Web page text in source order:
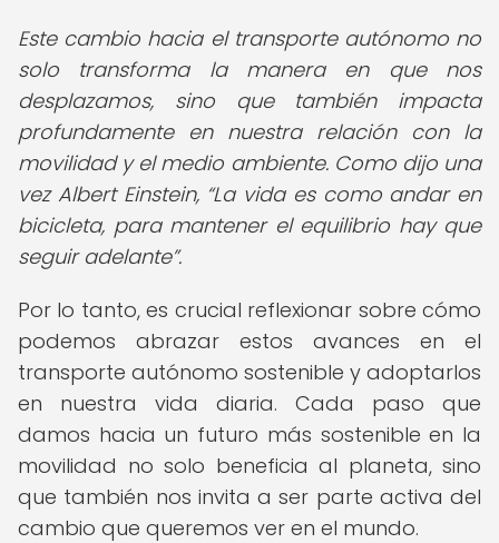
Este cambio hacia el transporte autónomo no
solo transforma la manera en que nos
desplazamos, sino que también impacta
profundamente en nuestra relación con la
movilidad y el medio ambiente. Como dijo una
vez Albert Einstein, La vida es como andar en
bicicleta, para mantener el equilibrio hay que
seguir adelante .
Por lo tanto, es crucial reflexionar sobre cómo
podemos abrazar estos avances en el
transporte autónomo sostenible y adoptarlos
en nuestra vida diaria. Cada paso que
damos hacia un futuro más sostenible en la
movilidad no solo beneficia al planeta, sino
que también nos invita a ser parte activa del
cambio que queremos ver en el mundo.